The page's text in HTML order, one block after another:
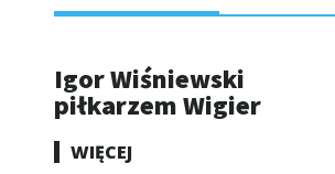
Igor Wiśniewski
piłkarzem Wigier
WIĘCEJ